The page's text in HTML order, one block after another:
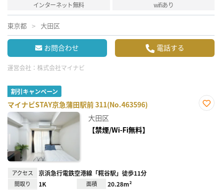
インターネット無料
wifiあり
東京都 大田区
お問合わせ 電話する
運営会社： 株式会社マイナビ
割引キャンペーン
マイナビSTAY京急蒲田駅前 311(No.463596)
大田区
【禁煙/Wi-Fi無料】
アクセス 京浜急行電鉄空港線「糀谷駅」徒歩11分
間取り 1K 面積 20.28m²